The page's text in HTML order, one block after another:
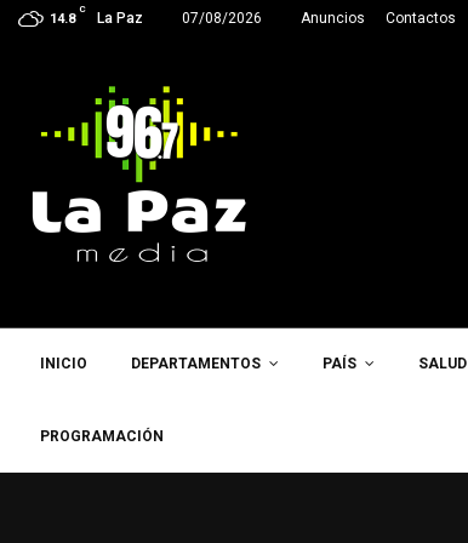
14.8
C
La Paz 07/08/2026 Anuncios Contactos
La próxima semana, Paz enviará a la…
INICIO DEPARTAMENTOS PAÍS SALUD
PROGRAMACIÓN